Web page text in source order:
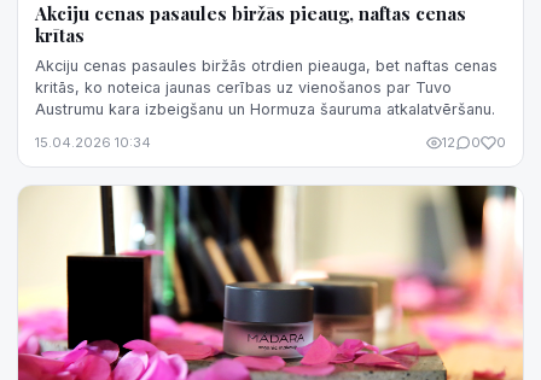
Akciju cenas pasaules biržās pieaug, naftas cenas
krītas
Akciju cenas pasaules biržās otrdien pieauga, bet naftas cenas
kritās, ko noteica jaunas cerības uz vienošanos par Tuvo
Austrumu kara izbeigšanu un Hormuza šauruma atkalatvēršanu.
15.04.2026 10:34 12 0 0